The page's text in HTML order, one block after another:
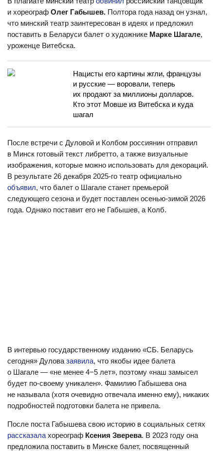
и хореограф Олег Габышев. Полтора года назад он узнал,
что минский театр заинтересован в идеях и предложил
поставить в Беларуси балет о художнике Марке Шагале,
уроженце Витебска.
Нацисты его картины жгли, французы
и русские — воровали, теперь
их продают за миллионы долларов.
Кто этот Мовше из Витебска и куда
шагал
После встречи с Дуловой и Колбом россиянин отправил
в Минск готовый текст либретто, а также визуальные
изображения, которые можно использовать для декораций.
В результате 26 декабря 2025-го театр официально
объявил, что балет о Шагале станет премьерой
следующего сезона и будет поставлен осенью-зимой 2026
года. Однако поставит его не Габышев, а Колб.
В интервью государственному изданию «СБ. Беларусь
сегодня» Дулова заявила, что якобы идее балета
о Шагале — «не менее 4−5 лет», поэтому «наш замысел
будет по-своему уникален». Фамилию Габышева она
не называла (хотя очевидно отвечала именно ему), никаких
подробностей подготовки балета не привела.
После поста Габышева свою историю в социальных сетях
рассказала хореограф Ксения Зверева. В 2023 году она
предложила поставить в Минске балет, посвященный